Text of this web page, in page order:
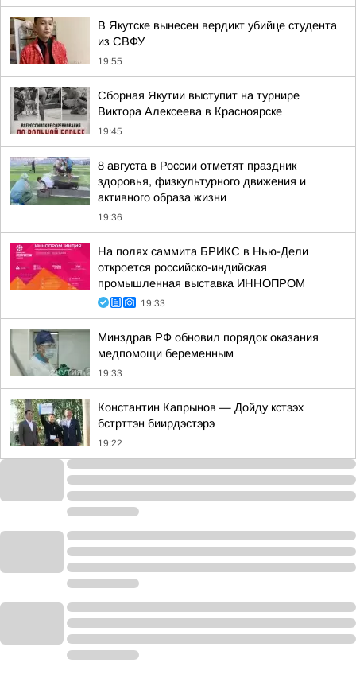
В Якутске вынесен вердикт убийце студента
из СВФУ
19:55
Сборная Якутии выступит на турнире
Виктора Алексеева в Красноярске
19:45
8 августа в России отметят праздник
здоровья, физкультурного движения и
активного образа жизни
19:36
На полях саммита БРИКС в Нью-Дели
откроется российско-индийская
промышленная выставка ИННОПРОМ
19:33
Минздрав РФ обновил порядок оказания
медпомощи беременным
19:33
Константин Капрынов — Дойду кстээх
бстрттэн биирдэстэрэ
19:22